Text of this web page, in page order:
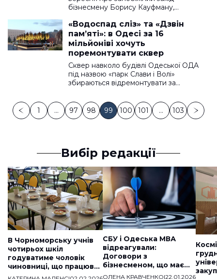
бізнесмену Борису Кауфману,…
«Водоспад сліз» та «Дзвін
пам’яті»: в Одесі за 16
мільйоніві хочуть
поремонтувати сквер
Сквер навколо будівлі Одеської ОДА
під назвою «парк Слави і Волі»
збираються відремонтувати за…
1 … 97 98 99 100 101 … 103
Вибір редакції
В Чорноморську учнів
чотирьох шкіл
годуватиме чоловік
чиновниці, що працював
на «скандальну» фірму
СБУ і Одеська МВА
відреагували:
Договори з
бізнесменом, що має
звʼязки з ДНР,
ОЛЕНА КРАВЧЕНКО|22.01.2026